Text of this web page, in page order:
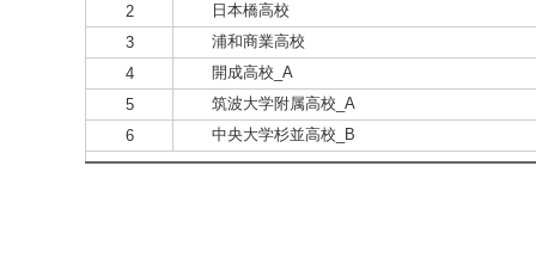
2
日本橋高校
3
浦和商業高校
4
開成高校_A
5
筑波大学附属高校_A
6
中央大学杉並高校_B